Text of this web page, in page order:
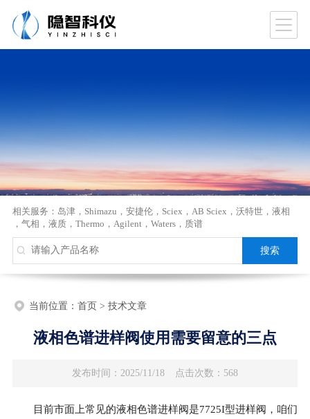
相关服务： 岛津， Shimazu ， 安捷伦， Sciex ， AB Sciex ， 沃特世， 液相
， 气相 ， 液质， Thermo ， Agilent ， Waters， 质谱
当前位置： 首页> 技术文章
液相色谱进样阀使用需要留意的三点
发布时间：2025/11/18 点击次数：568
目前市面上常见的液相色谱进样阀是7725I型进样阀，咱们